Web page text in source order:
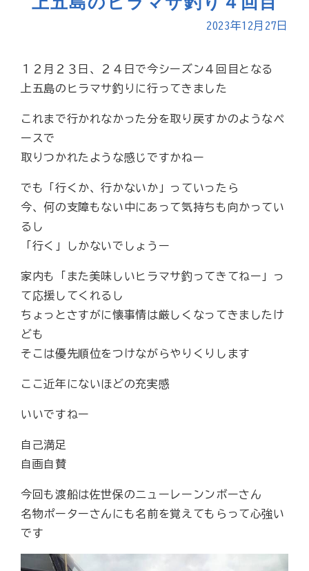
2023年12月27日
１２月２３日、２４日で今シーズン４回目となる
上五島のヒラマサ釣りに行ってきました
これまで行かれなかった分を取り戻すかのようなペ
ースで
取りつかれたような感じですかねー
でも「行くか、行かないか」っていったら
今、何の支障もない中にあって気持ちも向かってい
るし
「行く」しかないでしょうー
家内も「また美味しいヒラマサ釣ってきてねー」っ
て応援してくれるし
ちょっとさすがに懐事情は厳しくなってきましたけ
ども
そこは優先順位をつけながらやりくりします
ここ近年にないほどの充実感
いいですねー
自己満足
自画自賛
今回も渡船は佐世保のニューレーンンボーさん
名物ポーターさんにも名前を覚えてもらって心強い
です